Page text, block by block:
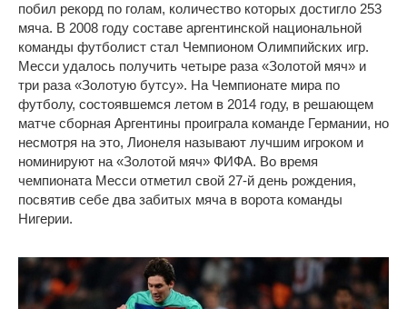
побил рекорд по голам, количество которых достигло 253
мяча. В 2008 году составе аргентинской национальной
команды футболист стал Чемпионом Олимпийских игр.
Месси удалось получить четыре раза «Золотой мяч» и
три раза «Золотую бутсу». На Чемпионате мира по
футболу, состоявшемся летом в 2014 году, в решающем
матче сборная Аргентины проиграла команде Германии, но
несмотря на это, Лионеля называют лучшим игроком и
номинируют на «Золотой мяч» ФИФА. Во время
чемпионата Месси отметил свой 27-й день рождения,
посвятив себе два забитых мяча в ворота команды
Нигерии.